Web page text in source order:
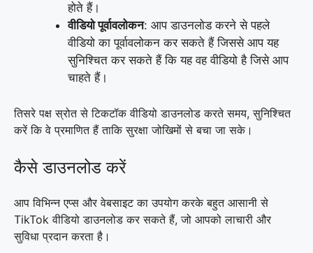
होते हैं।
वीडियो पूर्वावलोकन: आप डाउनलोड करने से पहले
वीडियो का पूर्वावलोकन कर सकते हैं जिससे आप यह
सुनिश्चित कर सकते हैं कि यह वह वीडियो है जिसे आप
चाहते हैं।
तिसरे पक्ष स्रोत से टिकटॉक वीडियो डाउनलोड करते समय, सुनिश्चित
करें कि वे प्रमाणित हैं ताकि सुरक्षा जोखिमों से बचा जा सके।
कैसे डाउनलोड करें
आप विभिन्न एप्स और वेबसाइट का उपयोग करके बहुत आसानी से
TikTok वीडियो डाउनलोड कर सकते हैं, जो आपको लाचारी और
सुविधा प्रदान करता है।